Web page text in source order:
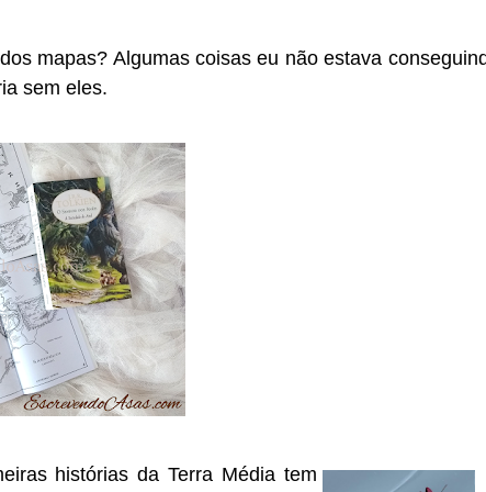
mapas? Algumas coisas eu não estava
sem eles.
histórias da Terra Média tem